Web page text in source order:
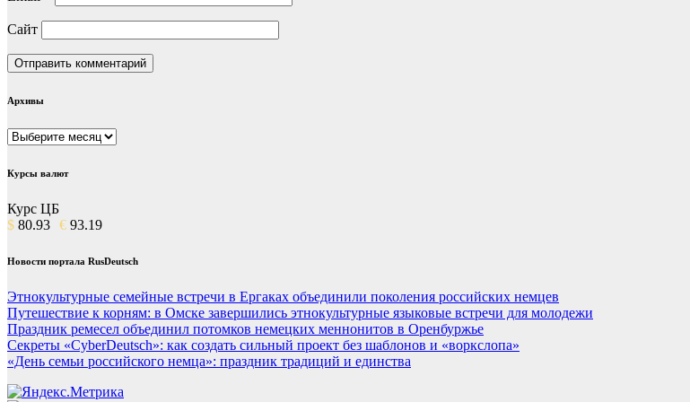
Сайт
Архивы
Архивы
Курсы валют
Курс ЦБ
$ 80.93 € 93.19
Новости портала RusDeutsch
Этнокультурные семейные встречи в Ергаках объединили поколения российских немцев
Путешествие к корням: в Омске завершились этнокультурные языковые встречи для молодежи
Праздник ремесел объединил потомков немецких меннонитов в Оренбуржье
Секреты «CyberDeutsch»: как создать сильный проект без шаблонов и «воркслопа»
«День семьи российского немца»: праздник традиций и единства